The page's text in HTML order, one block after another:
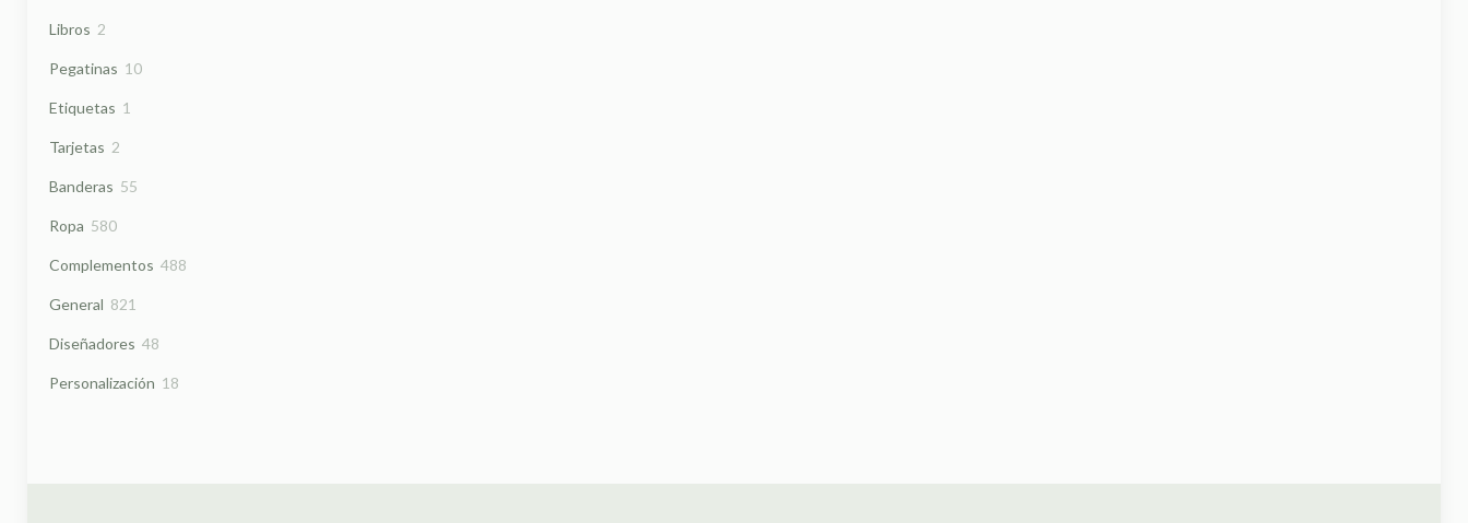
Libros 2
Pegatinas 1010
Etiquetas 1
Tarjetas 2
Banderas 55
Ropa 580580
Complementos 488
General 821
Diseñadores 48
Personalización 18